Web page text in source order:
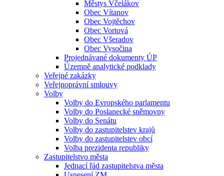
Městys Včelákov
Obec Vítanov
Obec Vojtěchov
Obec Vortová
Obec Všeradov
Obec Vysočina
Projednávané dokumenty ÚP
Územně analytické podklady
Veřejné zakázky
Veřejnoprávní smlouvy
Volby
Volby do Evropského parlamentu
Volby do Poslanecké sněmovny
Volby do Senátu
Volby do zastupitelstev krajů
Volby do zastupitelstev obcí
Volba prezidenta republiky
Zastupitelstvo města
Jednací řád zastupitelstva města